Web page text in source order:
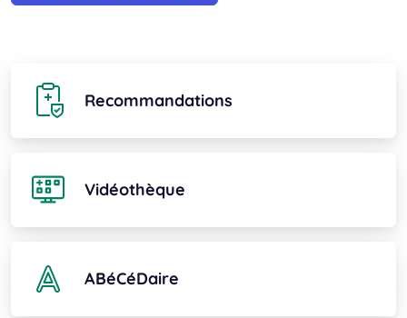
Recommandations
Vidéothèque
ABéCéDaire